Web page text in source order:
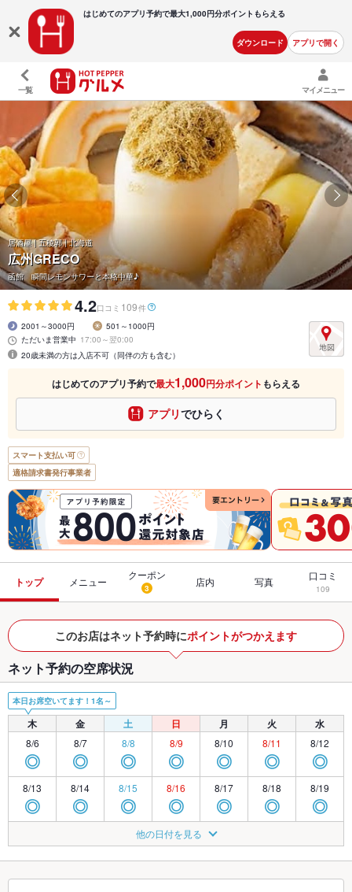
はじめてのアプリ予約で最大1,000円分ポイントもらえる
ダウンロード アプリで開く
一覧 マイメニュー
居酒屋 | 五稜郭 | 北海道
広州GRECO
函館 瞬間レモンサワーと本格中華♪
4.2口コミ 109件
2001～3000円
501～1000円
ただいま営業中 17:00～翌0:00
20歳未満の方は入店不可（同伴の方も含む）
はじめてのアプリ予約で最大1,000円分ポイント もらえる
アプリでひらく
スマート支払い可
適格請求書発行事業者
トップ メニュー
クーポン
3 店内 写真 口コミ
109
このお店はネット予約時にポイントがつかえます
ネット予約の空席状況
本日お席空いてます！1名～
木 金 土 日 月 火 水
8/6
◎
8/7
◎
8/8
◎
8/9
◎
8/10
◎
8/11
◎
8/12
◎
8/13
◎
8/14
◎
8/15
◎
8/16
◎
8/17
◎
8/18
◎
8/19
◎
◎ ◎
8/22
◎
8/23
◎
8/24
◎ ◎ ◎
8/27 8/28 8/29 8/30 8/31 9/1 9/2
他の日付を見る